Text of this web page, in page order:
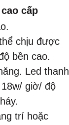
cấp
chịu được
bền cao.
Led thanh
giờ/ độ
trí hoặc